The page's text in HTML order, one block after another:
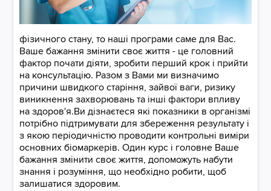
​​​​​​​фізичного стану, то наші програми саме для Вас.
Ваше бажання змінити своє життя - це головний
фактор почати діяти, зробити перший крок і прийти
на консультацію. Разом з Вами ми визначимо
причини швидкого старіння, зайвої ваги, ризику
виникнення захворювань та інші фактори впливу
на здоров'я.Ви дізнаєтеся які показники в організмі
потрібно підтримувати для збереження результату і
з якою періодичністю проводити контрольні виміри
основних біомаркерів. Один курс і головне Ваше
бажання змінити своє життя, допоможуть набути
знання і розуміння, що необхідно робити, щоб
залишатися здоровим.